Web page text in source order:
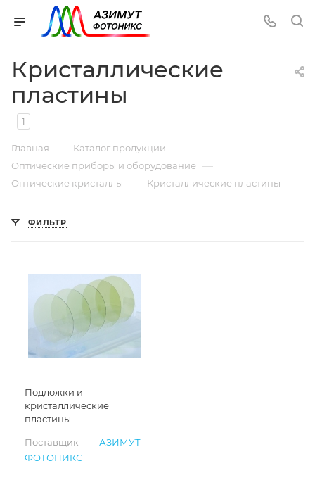
Кристаллические
пластины
1
Главная — Каталог продукции —
Оптические приборы и оборудование —
Оптические кристаллы — Кристаллические пластины
ФИЛЬТР
Подложки и
кристаллические
пластины
Поставщик — АЗИМУТ
ФОТОНИКС